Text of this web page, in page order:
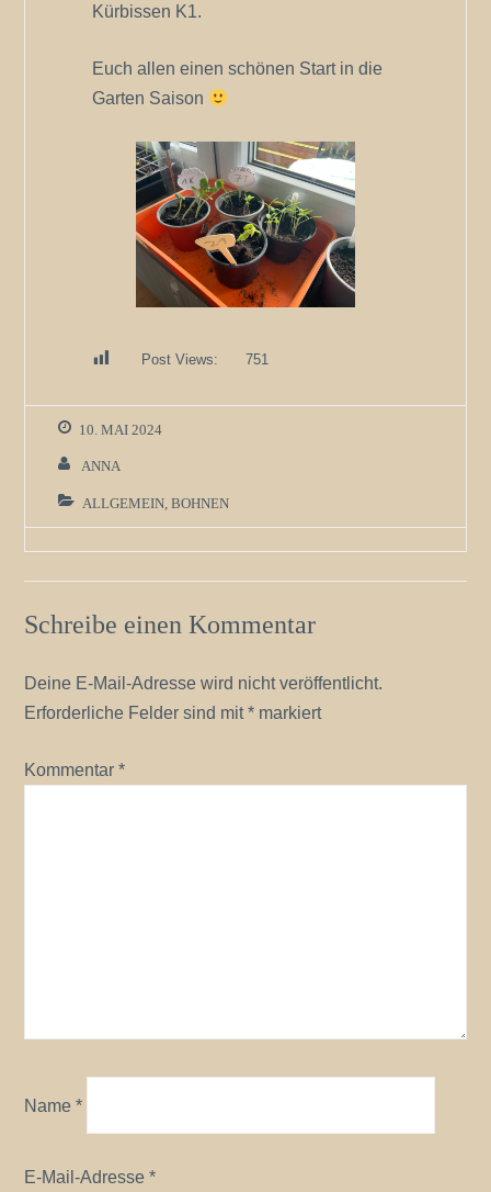
Kürbissen K1.
Euch allen einen schönen Start in die
Garten Saison
Post Views: 751
10. MAI 2024
ANNA
ALLGEMEIN ,BOHNEN
Schreibe einen Kommentar
Deine E-Mail-Adresse wird nicht veröffentlicht.
Erforderliche Felder sind mit* markiert
Kommentar*
Name*
E-Mail-Adresse*